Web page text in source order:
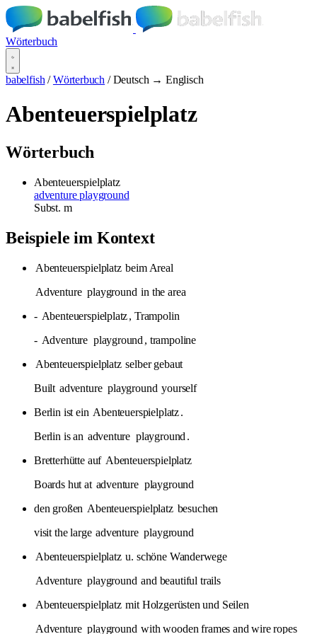
Wörterbuch
babelfish / Wörterbuch / Deutsch → Englisch
Abenteuerspielplatz
Wörterbuch
Abenteuerspielplatz
adventure playground
Subst. m
Beispiele im Kontext
Abenteuerspielplatz beim Areal
Adventure playground in the area
- Abenteuerspielplatz, Trampolin
- Adventure playground , trampoline
Abenteuerspielplatz selber gebaut
Built adventure playground yourself
Berlin ist ein Abenteuerspielplatz.
Berlin is an adventure playground .
Bretterhütte auf Abenteuerspielplatz
Boards hut at adventure playground
den großen Abenteuerspielplatz besuchen
visit the large adventure playground
Abenteuerspielplatz u. schöne Wanderwege
Adventure playground and beautiful trails
Abenteuerspielplatz mit Holzgerüsten und Seilen
Adventure playground with wooden frames and wire ropes